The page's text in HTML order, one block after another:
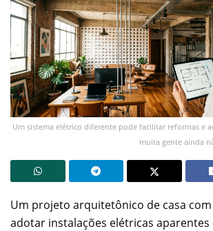
Um sistema elétrico diferente pode facilitar reformas e
muita gente ainda
Um projeto arquitetônico de casa com
adotar instalações elétricas